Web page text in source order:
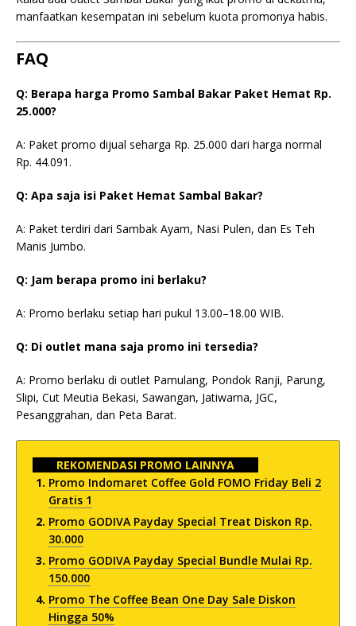
manfaatkan kesempatan ini sebelum kuota promonya habis.
FAQ
Q: Berapa harga Promo Sambal Bakar Paket Hemat Rp.
25.000?
A: Paket promo dijual seharga Rp. 25.000 dari harga normal
Rp. 44.091.
Q: Apa saja isi Paket Hemat Sambal Bakar?
A: Paket terdiri dari Sambak Ayam, Nasi Pulen, dan Es Teh
Manis Jumbo.
Q: Jam berapa promo ini berlaku?
A: Promo berlaku setiap hari pukul 13.00–18.00 WIB.
Q: Di outlet mana saja promo ini tersedia?
A: Promo berlaku di outlet Pamulang, Pondok Ranji, Parung,
Slipi, Cut Meutia Bekasi, Sawangan, Jatiwarna, JGC,
Pesanggrahan, dan Peta Barat.
REKOMENDASI PROMO LAINNYA
Promo Indomaret Coffee Gold FOMO Friday Beli 2
Gratis 1
Promo GODIVA Payday Special Treat Diskon Rp.
30.000
Promo GODIVA Payday Special Bundle Mulai Rp.
150.000
Promo The Coffee Bean One Day Sale Diskon
Hingga 50%